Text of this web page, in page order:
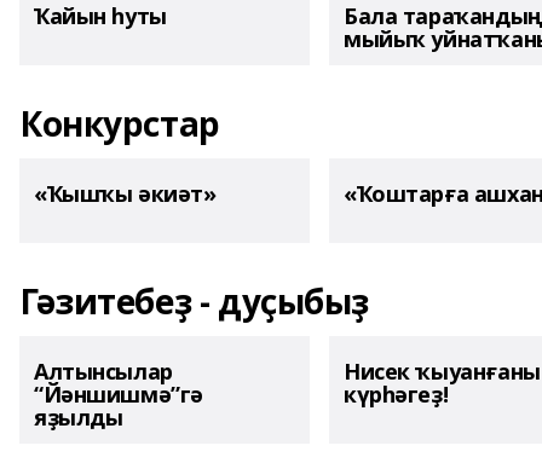
Ҡайын һуты Бала тараҡандың
мыйыҡ
Конкурстар
«Ҡышҡы әкиәт» «Ҡоштарға
Гәзитебеҙ - дуҫыбыҙ
Алтынсылар
“Йәншишмә”гә
яҙылды
Нисек
күрһәгеҙ!